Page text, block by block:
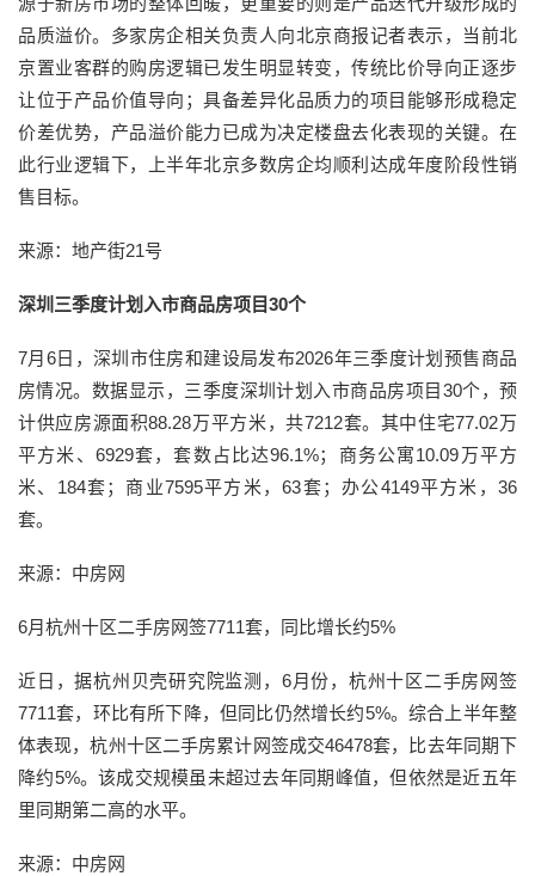
品质溢价。多家房企相关负责人向北京商报记者表示，当前北
京置业客群的购房逻辑已发生明显转变，传统比价导向正逐步
让位于产品价值导向；具备差异化品质力的项目能够形成稳定
价差优势，产品溢价能力已成为决定楼盘去化表现的关键。在
此行业逻辑下，上半年北京多数房企均顺利达成年度阶段性销
售目标。
来源：地产街21号
深圳三季度计划入市商品房项目30个
7月6日，深圳市住房和建设局发布2026年三季度计划预售商品
房情况。数据显示，三季度深圳计划入市商品房项目30个，预
计供应房源面积88.28万平方米，共7212套。其中住宅77.02万
平方米、6929套，套数占比达96.1%；商务公寓10.09万平方
米、184套；商业7595平方米，63套；办公4149平方米，36
套。
来源：中房网
6月杭州十区二手房网签7711套，同比增长约5%
近日，据杭州贝壳研究院监测，6月份，杭州十区二手房网签
7711套，环比有所下降，但同比仍然增长约5%。综合上半年整
体表现，杭州十区二手房累计网签成交46478套，比去年同期下
降约5%。该成交规模虽未超过去年同期峰值，但依然是近五年
里同期第二高的水平。
来源：中房网